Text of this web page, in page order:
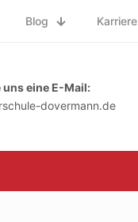
Blog Karriere
uns eine E-Mail:
dovermann.de